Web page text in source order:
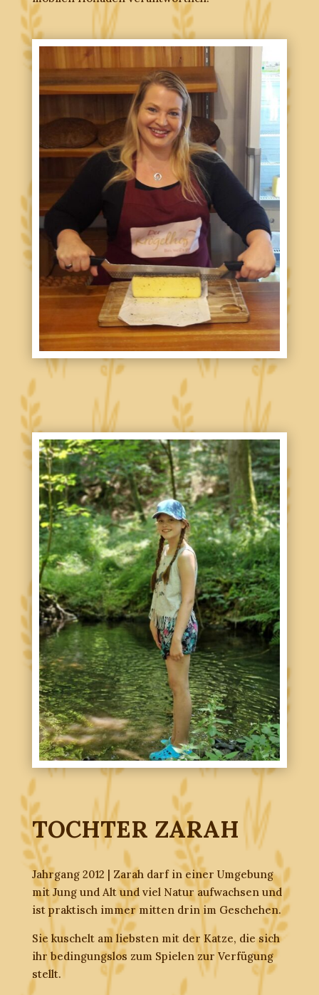
TOCHTER ZARAH
Jahrgang 2012 | Zarah darf in einer Umgebung
mit Jung und Alt und viel Natur aufwachsen und
ist praktisch immer mitten drin im Geschehen.
Sie kuschelt am liebsten mit der Katze, die sich
ihr bedingungslos zum Spielen zur Verfügung
stellt.